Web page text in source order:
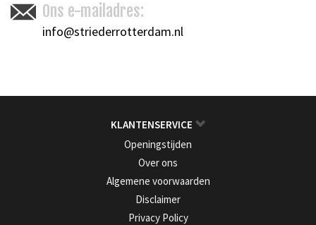
Ons e-mailadres:
info@striederrotterdam.nl
KLANTENSERVICE
Openingstijden
Over ons
Algemene voorwaarden
Disclaimer
Privacy Policy